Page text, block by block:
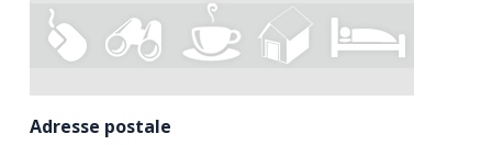
Adresse postale